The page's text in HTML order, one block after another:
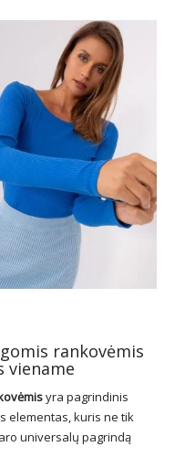
rankovėmis
viename
yra pagrindinis
elementas, kuris ne tik
universalų pagrindą